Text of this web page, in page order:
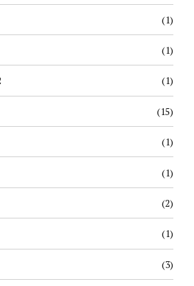
(1)
(1)
(1)
(15)
(1)
(1)
(2)
(1)
(3)